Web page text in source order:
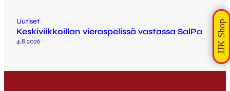
Uutiset
Keskiviikkoillan vieraspelissä vastassa SalPa
4.8.2026